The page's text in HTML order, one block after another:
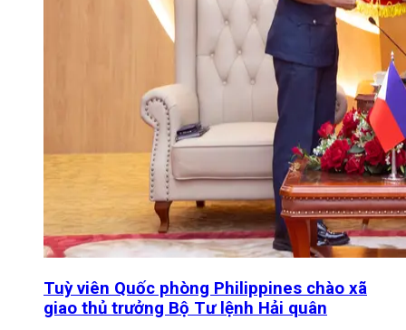
Tuỳ viên Quốc phòng Philippines chào xã
giao thủ trưởng Bộ Tư lệnh Hải quân